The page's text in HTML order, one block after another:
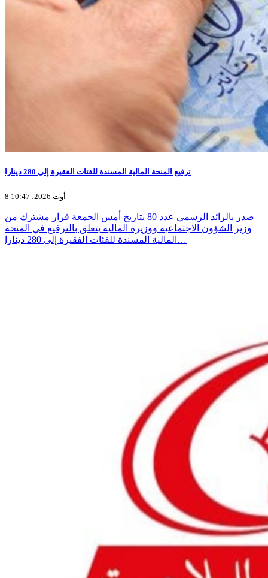
ترفيع المنحة المالية المسندة للفئات الفقيرة إلى 280 دينارا
8 أوت 2026، 10:47
صدر بالرائد الرسمي عدد 80 بتاريخ أمس الجمعة قرار مشترك من
وزير الشؤون الاجتماعية ووزيرة المالية يتعلق بالترفيع في المنحة
المالية المسندة للفئات الفقيرة إلى 280 دينارا…